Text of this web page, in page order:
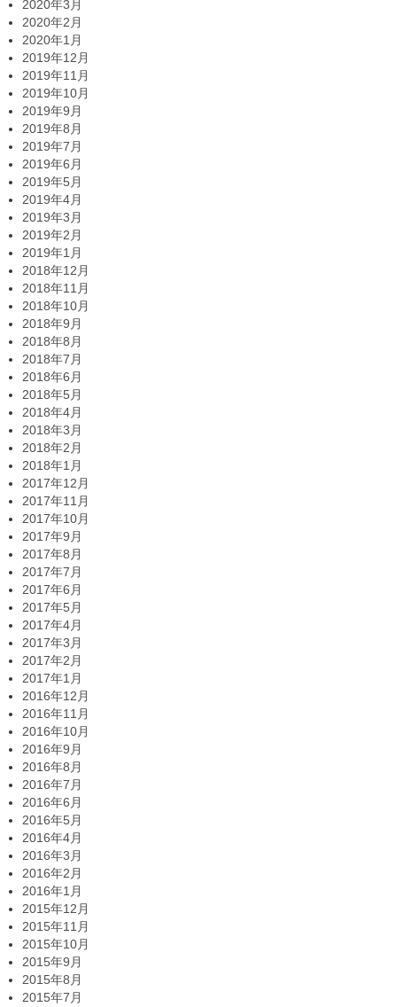
2020年3月
2020年2月
2020年1月
2019年12月
2019年11月
2019年10月
2019年9月
2019年8月
2019年7月
2019年6月
2019年5月
2019年4月
2019年3月
2019年2月
2019年1月
2018年12月
2018年11月
2018年10月
2018年9月
2018年8月
2018年7月
2018年6月
2018年5月
2018年4月
2018年3月
2018年2月
2018年1月
2017年12月
2017年11月
2017年10月
2017年9月
2017年8月
2017年7月
2017年6月
2017年5月
2017年4月
2017年3月
2017年2月
2017年1月
2016年12月
2016年11月
2016年10月
2016年9月
2016年8月
2016年7月
2016年6月
2016年5月
2016年4月
2016年3月
2016年2月
2016年1月
2015年12月
2015年11月
2015年10月
2015年9月
2015年8月
2015年7月